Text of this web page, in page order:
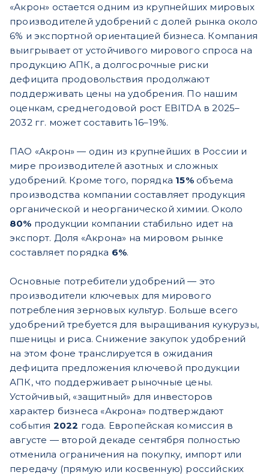
«Акрон» остается одним из крупнейших мировых
производителей удобрений с долей рынка около
6% и экспортной ориентацией бизнеса. Компания
выигрывает от устойчивого мирового спроса на
продукцию АПК, а долгосрочные риски
дефицита продовольствия продолжают
поддерживать цены на удобрения. По нашим
оценкам, среднегодовой рост EBITDA в 2025–
2032 гг. может составить 16–19%.
ПАО «Акрон» — один из крупнейших в России и
мире производителей азотных и сложных
удобрений. Кроме того, порядка 15%объема
производства компании составляет продукция
органической и неорганической химии. Около
80% продукции компании стабильно идет на
экспорт. Доля «Акрона» на мировом рынке
составляет порядка 6%.
Основные потребители удобрений — это
производители ключевых для мирового
потребления зерновых культур. Больше всего
удобрений требуется для выращивания кукурузы,
пшеницы и риса. Снижение закупок удобрений
на этом фоне транслируется в ожидания
дефицита предложения ключевой продукции
АПК, что поддерживает рыночные цены.
Устойчивый, «защитный» для инвесторов
характер бизнеса «Акрона» подтверждают
события 2022 года. Европейская комиссия в
августе — второй декаде сентября полностью
отменила ограничения на покупку, импорт или
передачу (прямую или косвенную) российских